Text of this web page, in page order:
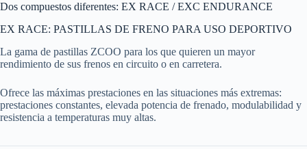
Dos compuestos diferentes: EX RACE / EXC ENDURANCE
EX RACE: PASTILLAS DE FRENO PARA USO DEPORTIVO
La gama de pastillas ZCOO para los que quieren un mayor
rendimiento de sus frenos en circuito o en carretera.
Ofrece las máximas prestaciones en las situaciones más extremas:
prestaciones constantes, elevada potencia de frenado, modulabilidad y
resistencia a temperaturas muy altas.